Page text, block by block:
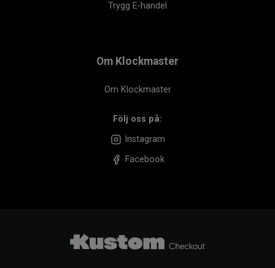
Trygg E-handel
Om Klockmaster
Om Klockmaster
Följ oss på:
Instagram
Facebook